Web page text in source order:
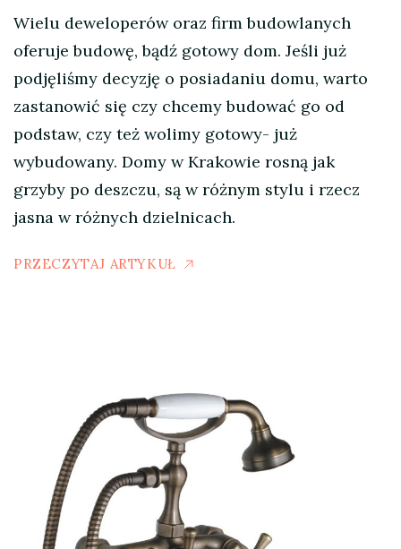
Wielu deweloperów oraz firm budowlanych
oferuje budowę, bądź gotowy dom. Jeśli już
podjęliśmy decyzję o posiadaniu domu, warto
zastanowić się czy chcemy budować go od
podstaw, czy też wolimy gotowy- już
wybudowany. Domy w Krakowie rosną jak
grzyby po deszczu, są w różnym stylu i rzecz
jasna w różnych dzielnicach.
PRZECZYTAJ ARTYKUŁ